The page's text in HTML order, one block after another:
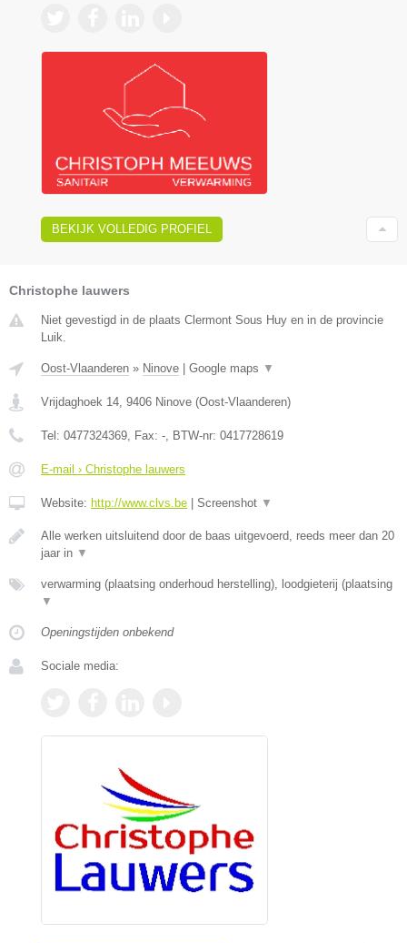
BEKIJK VOLLEDIG PROFIEL
Christophe lauwers
Niet gevestigd in de plaats Clermont Sous Huy en in de provincie
Luik.
Oost-Vlaanderen » Ninove Google maps ▼
Vrijdaghoek 14, 9406 Ninove (Oost-Vlaanderen)
Tel: 0477324369, Fax: -, BTW-nr: 0417728619
E-mail › Christophe lauwers
Website: http://www.clvs.be Screenshot ▼
Alle werken uitsluitend door de baas uitgevoerd, reeds meer dan 20
jaar in ▼
verwarming (plaatsing onderhoud herstelling), loodgieterij (plaatsing
▼
Openingstijden onbekend
Sociale media: